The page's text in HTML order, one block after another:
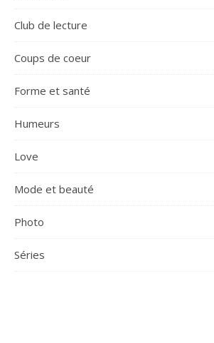
Club de lecture
Coups de coeur
Forme et santé
Humeurs
Love
Mode et beauté
Photo
Séries